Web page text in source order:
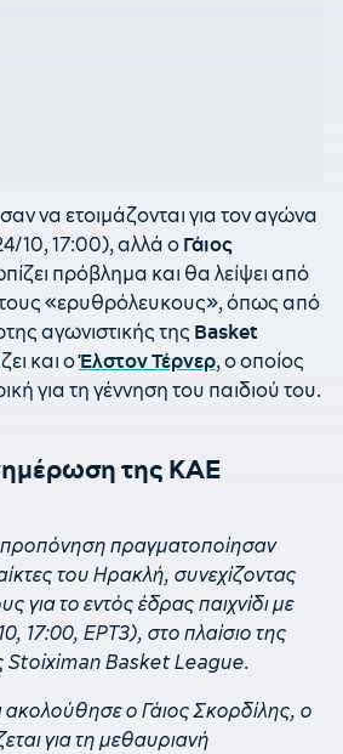
να ετοιμάζονται για τον αγώνα
10, 17:00), αλλά ο Γάιος
πρόβλημα και θα λείψει από
«ερυθρόλευκους», όπως από
αγωνιστικής της Basket
και οΈλστον Τέρνερ, ο οποίος
για τη γέννηση του παιδιού του.
της ΚΑΕ
πραγματοποίησαν
του Ηρακλή, συνεχίζοντας
για το εντός έδρας παιχνίδι με
17:00, ΕΡΤ3), στο πλαίσιο της
Stoiximan Basket League.
ο Γάιος Σκορδίλης, ο
για τη μεθαυριανή